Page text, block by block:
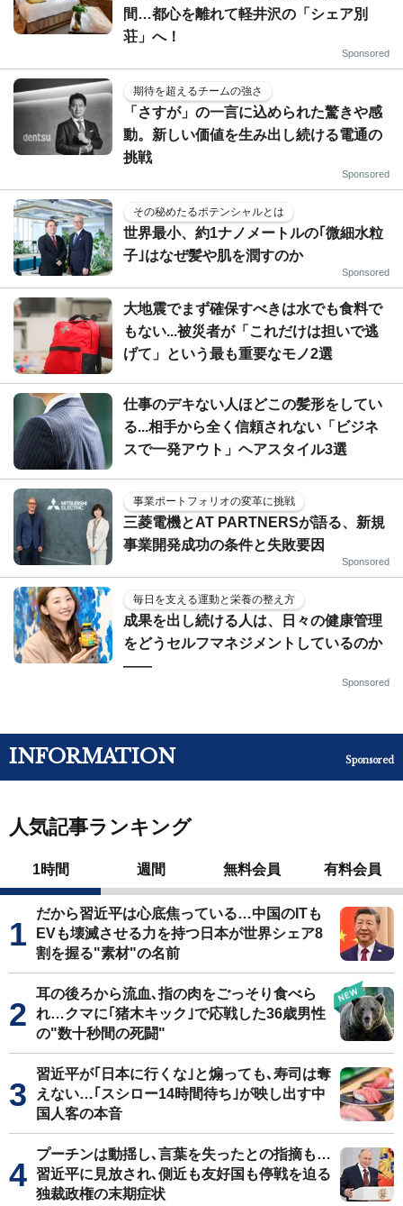
間…都心を離れて軽井沢の「シェア別
荘」へ！
Sponsored
期待を超えるチームの強さ
「さすが」の一言に込められた驚きや感
動。新しい価値を生み出し続ける電通の
挑戦
Sponsored
その秘めたるポテンシャルとは
世界最小、約1ナノメートルの｢微細水粒
子｣はなぜ髪や肌を潤すのか
Sponsored
大地震でまず確保すべきは水でも食料で
もない...被災者が「これだけは担いで逃
げて」という最も重要なモノ2選
仕事のデキない人ほどこの髪形をしてい
る...相手から全く信頼されない「ビジネ
スで一発アウト」ヘアスタイル3選
事業ポートフォリオの変革に挑戦
三菱電機とAT PARTNERSが語る、新規
事業開発成功の条件と失敗要因
Sponsored
毎日を支える運動と栄養の整え方
成果を出し続ける人は、日々の健康管理
をどうセルフマネジメントしているのか
——
Sponsored
INFORMATION Sponsored
人気記事ランキング
1時間 週間 無料会員 有料会員
だから習近平は心底焦っている…中国のITも
EVも壊滅させる力を持つ日本が世界シェア8
割を握る"素材"の名前
耳の後ろから流血､指の肉をごっそり食べら
れ…クマに｢猪木キック｣で応戦した36歳男性
の"数十秒間の死闘"
習近平が｢日本に行くな｣と煽っても､寿司は奪
えない…｢スシロー14時間待ち｣が映し出す中
国人客の本音
プーチンは動揺し､言葉を失ったとの指摘も…
習近平に見放され､側近も友好国も停戦を迫る
独裁政権の末期症状